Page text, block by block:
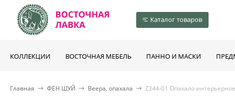
Каталог товаров
КОЛЛЕКЦИИ ВОСТОЧНАЯ МЕБЕЛЬ ПАННО И МАСКИ
Главная ФЕН ШУЙ Веера, опахала Z344-01 Опахало